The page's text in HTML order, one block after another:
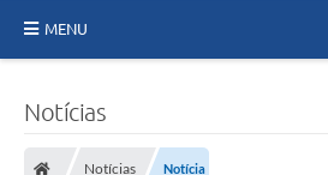
MENU
Notícias
Notícias Notícia